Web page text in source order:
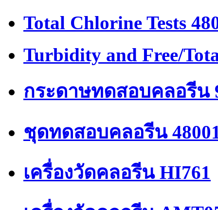
Total Chlorine Tests
Turbidity and Free/
กระดาษทดสอบคลอรีน
ชุดทดสอบคลอรีน
เครื่องวัดคลอรีน HI761